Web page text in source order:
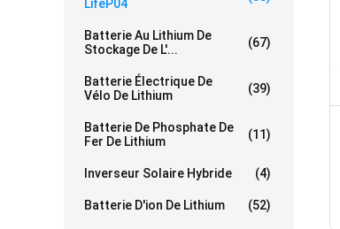
LifeP04
Batterie Au Lithium De
Stockage De L'...
(67)
Batterie Électrique De
Vélo De Lithium
(39)
Batterie De Phosphate De
Fer De Lithium
(11)
Inverseur Solaire Hybride (4)
Batterie D'ion De Lithium (52)